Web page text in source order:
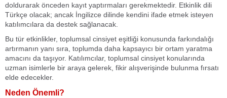
doldurarak önceden kayıt yaptırmaları gerekmektedir. Etkinlik dili
Türkçe olacak; ancak İngilizce dilinde kendini ifade etmek isteyen
katılımcılara da destek sağlanacak.
Bu tür etkinlikler, toplumsal cinsiyet eşitliği konusunda farkındalığı
artırmanın yanı sıra, toplumda daha kapsayıcı bir ortam yaratma
amacını da taşıyor. Katılımcılar, toplumsal cinsiyet konularında
uzman isimlerle bir araya gelerek, fikir alışverişinde bulunma fırsatı
elde edecekler.
Neden Önemli?